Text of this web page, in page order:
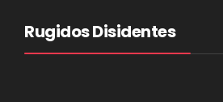
Rugidos Disidentes